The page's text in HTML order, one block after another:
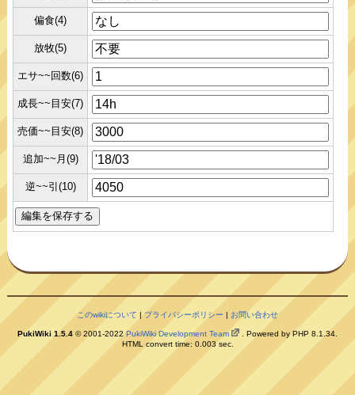
偏食(4)
放牧(5)
エサ~~回数(6)
成長~~目安(7)
売価~~目安(8)
追加~~月(9)
逆~~引(10)
このwikiについて |プライバシーポリシー | お問い合わせ
PukiWiki 1.5.4 © 2001-2022PukiWiki Development Team
. Powered by PHP 8.1.34.
HTML convert time: 0.003 sec.